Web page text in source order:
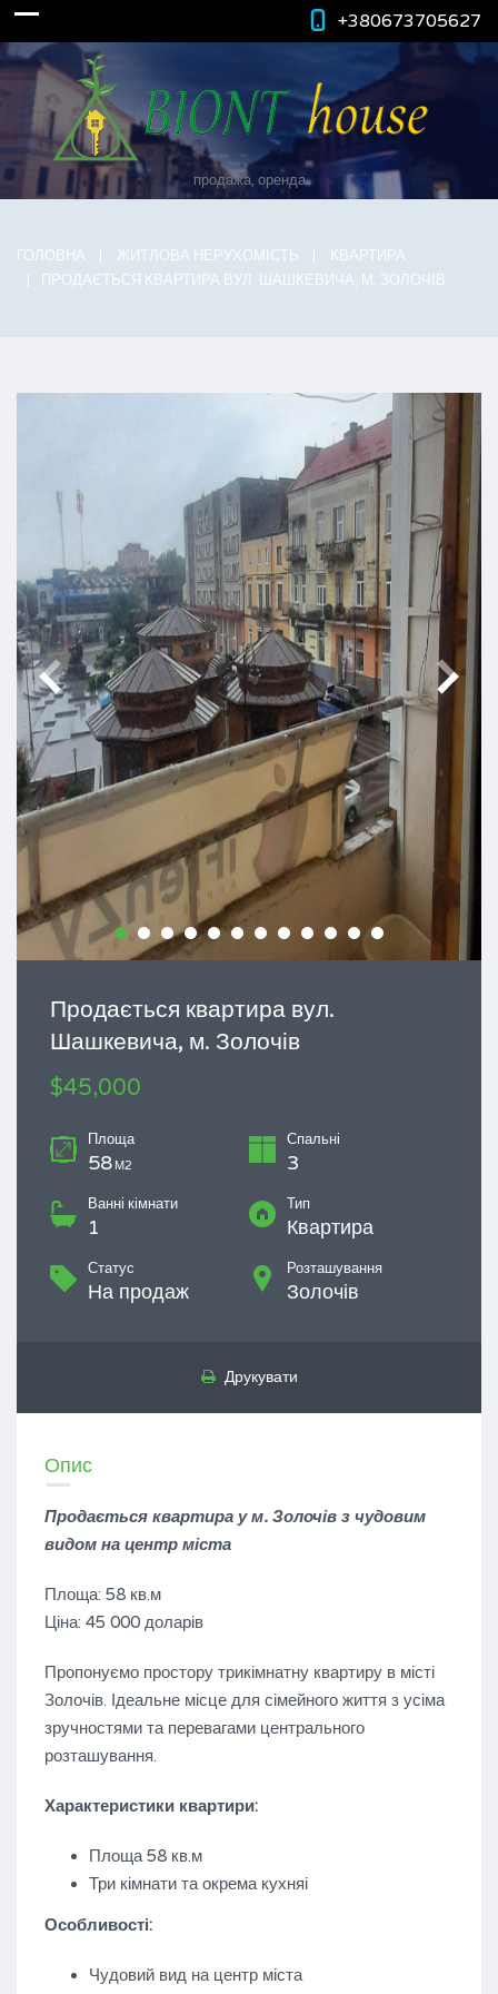
+380673705627
продажа, оренда
ГОЛОВНА ЖИТЛОВА НЕРУХОМІСТЬ
КВАРТИРА
ПРОДАЄТЬСЯ КВАРТИРА ВУЛ. ШАШКЕВИЧА, М. ЗОЛОЧІВ
Продається квартира вул.
Шашкевича, м. Золочів
$45,000
Площа
58 М2
Спальні
3
Ванні кімнати
1
Тип
Квартира
Статус
На продаж
Розташування
Золочів
Друкувати
Опис
Продається квартира у м. Золочів з чудовим
видом на центр міста
Площа: 58 кв.м
Ціна: 45 000 доларів
Пропонуємо простору трикімнатну квартиру в місті
Золочів. Ідеальне місце для сімейного життя з усіма
зручностями та перевагами центрального
розташування.
Характеристики квартири:
Площа 58 кв.м
Три кімнати та окрема кухняі
Особливості:
Чудовий вид на центр міста